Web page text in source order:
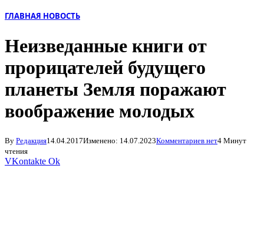
ГЛАВНАЯ НОВОСТЬ
Неизведанные книги от
прорицателей будущего
планеты Земля поражают
воображение молодых
By Редакция14.04.2017Изменено: 14.07.2023Комментариев нет4 Минут
чтения
VKontakte Ok